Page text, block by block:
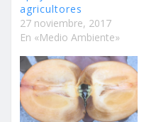
agricultores
27 noviembre, 2017
En «Medio Ambiente»